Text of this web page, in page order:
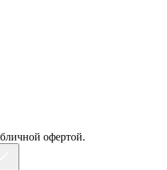
офертой.